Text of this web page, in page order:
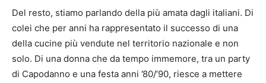
Del resto, stiamo parlando della più amata dagli italiani. Di
colei che per anni ha rappresentato il successo di una
della cucine più vendute nel territorio nazionale e non
solo. Di una donna che da tempo immemore, tra un party
di Capodanno e una festa anni ’80/’90, riesce a mettere